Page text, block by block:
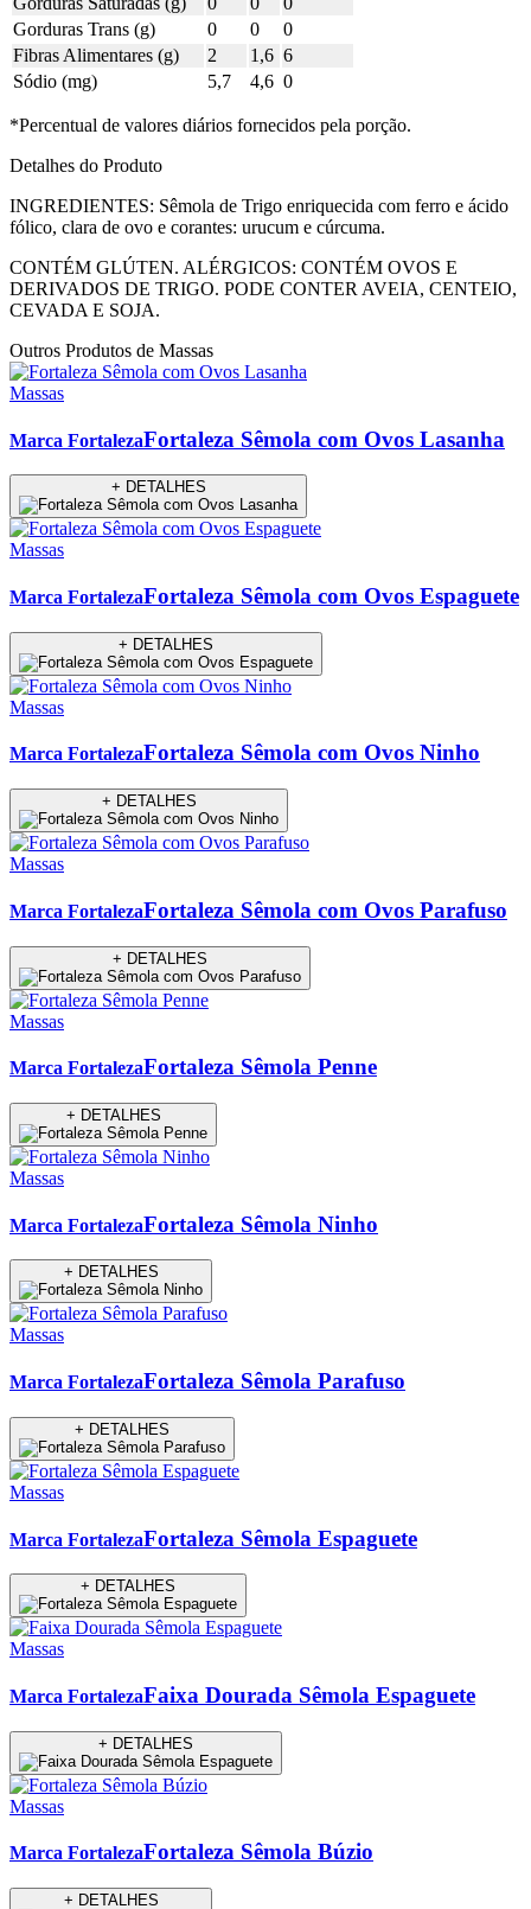
Gorduras Trans (g)
0 0
0
Fibras Alimentares (g)
2 1,6 6
Sódio (mg)
5,7 4,6 0
*Percentual de valores diários fornecidos pela porção.
Detalhes do Produto
INGREDIENTES: Sêmola de Trigo enriquecida com ferro e ácido
fólico, clara de ovo e corantes: urucum e cúrcuma.
CONTÉM GLÚTEN. ALÉRGICOS: CONTÉM OVOS E
DERIVADOS DE TRIGO. PODE CONTER AVEIA, CENTEIO,
CEVADA E SOJA.
Outros Produtos de Massas
Massas
Marca FortalezaFortaleza Sêmola com Ovos Lasanha
+ DETALHES
Massas
Marca FortalezaFortaleza Sêmola com Ovos Espaguete
+ DETALHES
Massas
Marca FortalezaFortaleza Sêmola com Ovos Ninho
+ DETALHES
Massas
Marca FortalezaFortaleza Sêmola com Ovos Parafuso
+ DETALHES
Massas
Marca FortalezaFortaleza Sêmola Penne
+ DETALHES
Massas
Marca FortalezaFortaleza Sêmola Ninho
+ DETALHES
Massas
Marca FortalezaFortaleza Sêmola Parafuso
+ DETALHES
Massas
Marca FortalezaFortaleza Sêmola Espaguete
+ DETALHES
Massas
Marca FortalezaFaixa Dourada Sêmola Espaguete
+ DETALHES
Massas
Marca FortalezaFortaleza Sêmola Búzio
+ DETALHES